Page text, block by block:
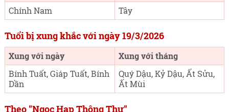
Chính Nam
Tây
Tuổi bị xung khắc với ngày 19/3/2026
Xung với ngày
Xung với tháng
Bính Tuất, Giáp Tuất, Bính
Dần
Quý Dậu, Kỷ Dậu, Ất Sửu,
Ất Mùi
Theo "Ngọc Hạp Thông Thư"